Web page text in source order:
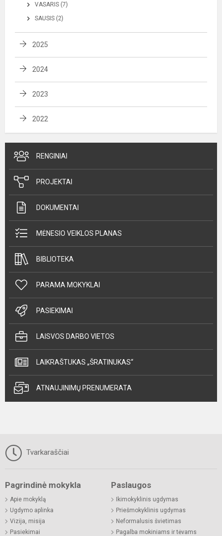
VASARIS (7)
SAUSIS (2)
2025
2024
2023
2022
RENGINIAI
PROJEKTAI
DOKUMENTAI
MĖNESIO VEIKLOS PLANAS
BIBLIOTEKA
PARAMA MOKYKLAI
PASIEKIMAI
LAISVOS DARBO VIETOS
LAIKRAŠTUKAS „ŠRATINUKAS“
ATNAUJINIMŲ PRENUMERATA
Tvarkaraščiai
Pagrindinė mokykla
Apie mokyklą
Ugdymo aplinka
Vizija, misija
Pasiekimai
Paslaugos
Ikimokyklinis ugdymas
Priešmokyklinis ugdymas
Neformalusis švietimas
Pagalba mokiniams ir tėvams